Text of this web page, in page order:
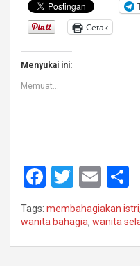
Cetak
Menyukai ini:
Memuat...
F
ce
b
T
wi
tt
er
E
m
ail
h
e
Tags: membahagiakan istri,
wanita bahagia, wanita